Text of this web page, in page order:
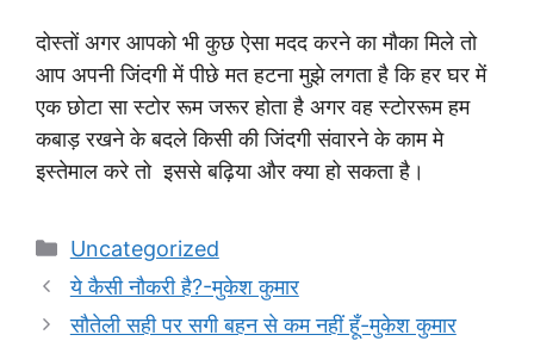
दोस्तों अगर आपको भी कुछ ऐसा मदद करने का मौका मिले तो
आप अपनी जिंदगी में पीछे मत हटना मुझे लगता है कि हर घर में
एक छोटा सा स्टोर रूम जरूर होता है अगर वह स्टोररूम हम
कबाड़ रखने के बदले किसी की जिंदगी संवारने के काम मे
इस्तेमाल करे तो इससे बढ़िया और क्या हो सकता है।
Categories
Uncategorized
ये कैसी नौकरी है?-मुकेश कुमार
सौतेली सही पर सगी बहन से कम नहीं हूँ-मुकेश कुमार